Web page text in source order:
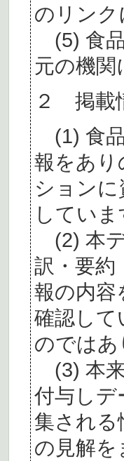
のリン
(5) 食
元の機
２ 掲載
(1) 食
報をあ
ション
していま
(2) 本
訳・要約
報の内容
確認して
のではあ
(3) 本
付与しデ
集される
の見解